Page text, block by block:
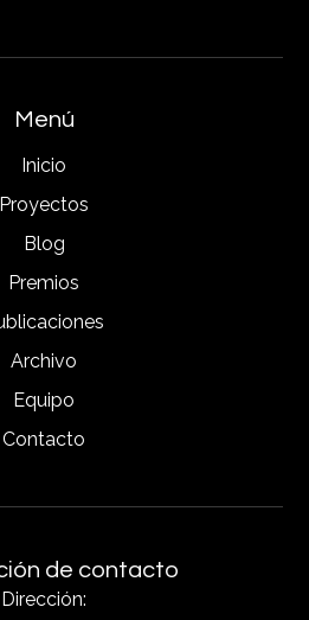
Menú
Inicio
Proyectos
Blog
Premios
Archivo
Equipo
Contacto
de contacto
Dirección: